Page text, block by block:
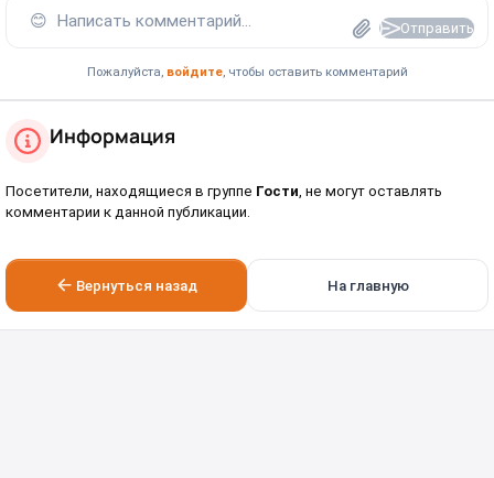
😊 Написать комментарий... Отправить
Пожалуйста, войдите, чтобы оставить комментарий
Информация
Посетители, находящиеся в группе Гости, не могут оставлять
комментарии к данной публикации.
Вернуться назад На главную